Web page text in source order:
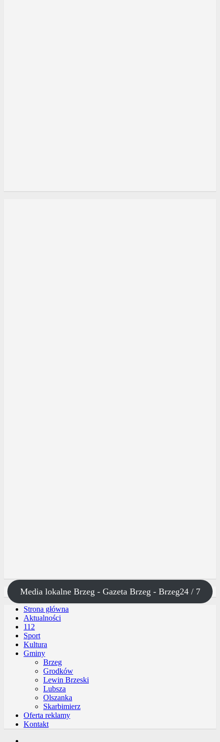
Media lokalne Brzeg - Gazeta Brzeg - Brzeg24 / 7
Strona główna
Aktualności
112
Sport
Kultura
Gminy
Brzeg
Grodków
Lewin Brzeski
Lubsza
Olszanka
Skarbimierz
Oferta reklamy
Kontakt